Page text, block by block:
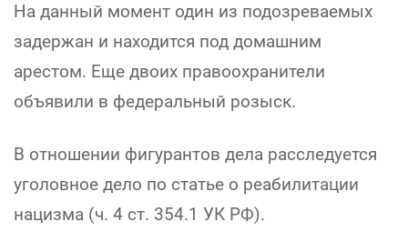
На данный момент один из подозреваемых
задержан и находится под домашним
арестом. Еще двоих правоохранители
объявили в федеральный розыск.
В отношении фигурантов дела расследуется
уголовное дело по статье о реабилитации
нацизма (ч. 4 ст. 354.1 УК РФ).